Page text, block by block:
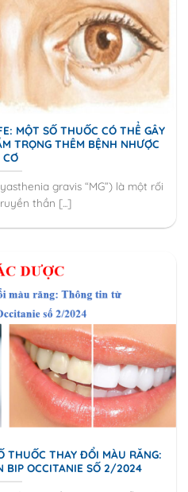
MỘT SỐ THUỐC CÓ THỂ GÂY
TRỌNG THÊM BỆNH NHƯỢC
CƠ
gravis “MG”) là một rối
thần [...]
THUỐC THAY ĐỔI MÀU RĂNG:
BIP OCCITANIE SỐ 2/2024